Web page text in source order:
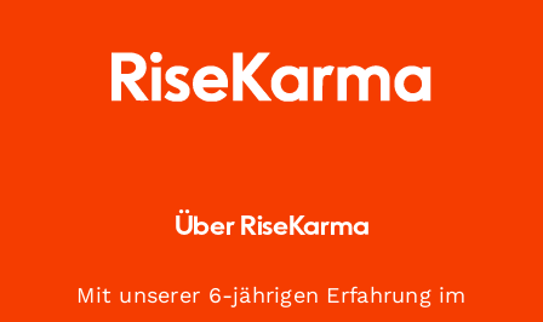
Über RiseKarma
Mit unserer 6-jährigen Erfahrung im